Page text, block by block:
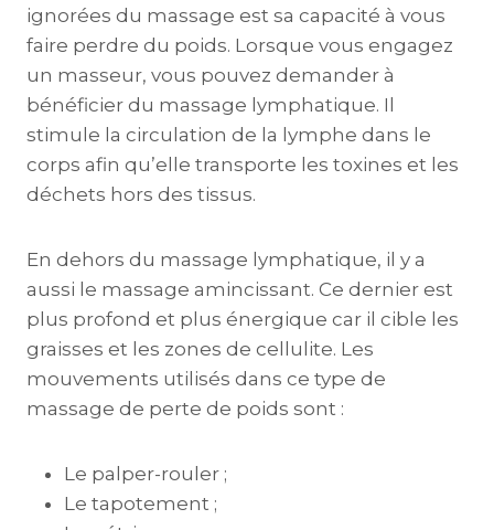
ignorées du massage est sa capacité à vous
faire perdre du poids. Lorsque vous engagez
un masseur, vous pouvez demander à
bénéficier du massage lymphatique. Il
stimule la circulation de la lymphe dans le
corps afin qu’elle transporte les toxines et les
déchets hors des tissus.
En dehors du massage lymphatique, il y a
aussi le massage amincissant. Ce dernier est
plus profond et plus énergique car il cible les
graisses et les zones de cellulite. Les
mouvements utilisés dans ce type de
massage de perte de poids sont :
Le palper-rouler ;
Le tapotement ;